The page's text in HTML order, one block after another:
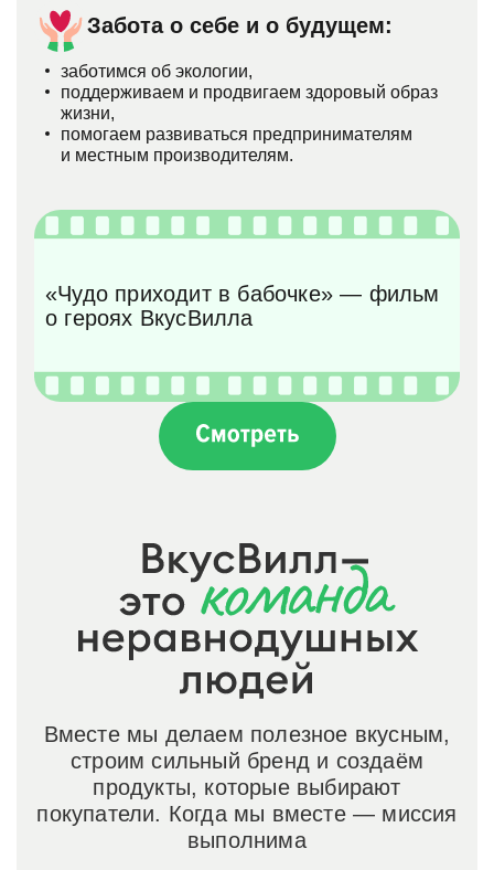
Забота о себе и о будущем:
заботимся об экологии,
поддерживаем и продвигаем здоровый образ
жизни,
помогаем развиваться предпринимателям
и местным производителям.
«Чудо приходит в бабочке» — фильм
о героях ВкусВилла
Вместе мы делаем полезное вкусным,
строим сильный бренд и создаём
продукты, которые выбирают
покупатели. Когда мы вместе — миссия
выполнима